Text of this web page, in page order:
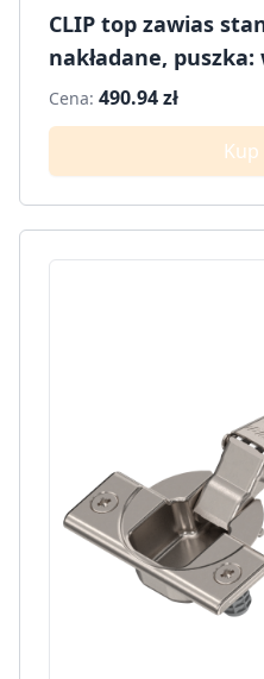
CLIP top zawias
nakładane, puszka:
Cena: 490.94 zł